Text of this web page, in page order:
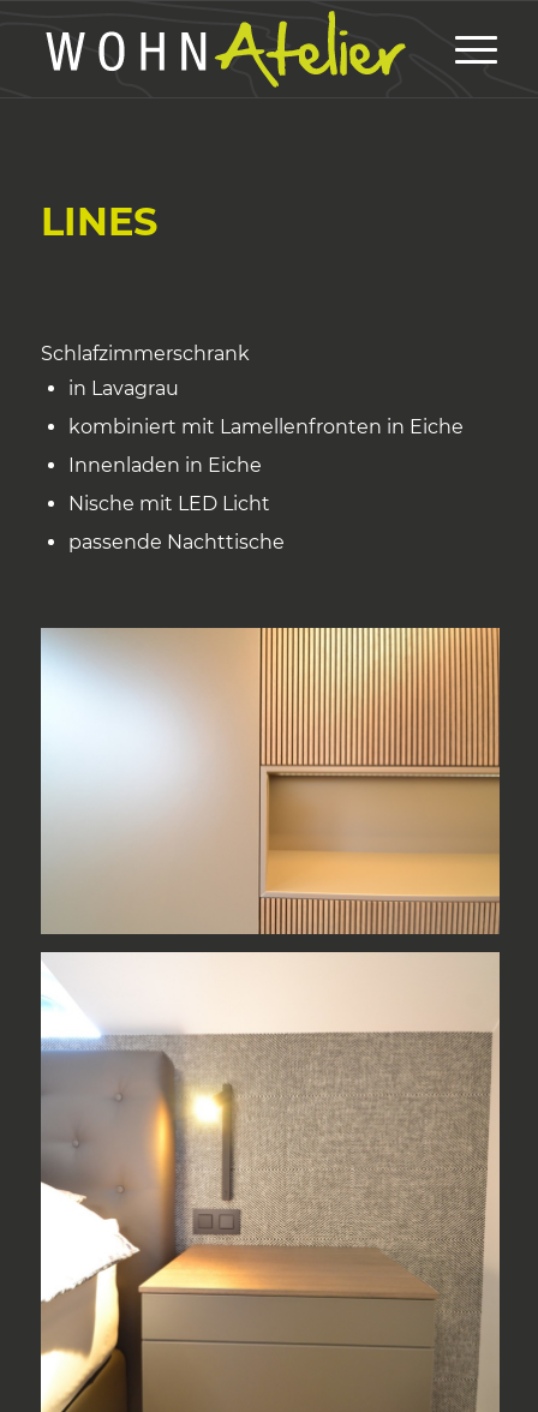
LINES
Schlafzimmerschrank
in Lavagrau
kombiniert mit Lamellenfronten in Eiche
Innenladen in Eiche
Nische mit LED Licht
passende Nachttische